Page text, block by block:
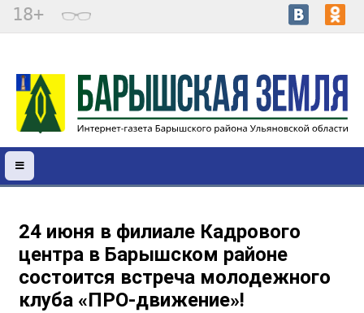
18+
24 июня в филиале Кадрового
центра в Барышском районе
состоится встреча молодежного
клуба «ПРО-движение»!